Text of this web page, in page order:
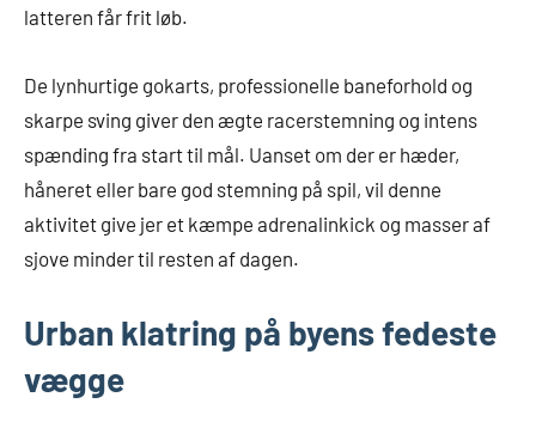
latteren får frit løb.
De lynhurtige gokarts, professionelle baneforhold og
skarpe sving giver den ægte racerstemning og intens
spænding fra start til mål. Uanset om der er hæder,
håneret eller bare god stemning på spil, vil denne
aktivitet give jer et kæmpe adrenalinkick og masser af
sjove minder til resten af dagen.
Urban klatring på byens fedeste
vægge